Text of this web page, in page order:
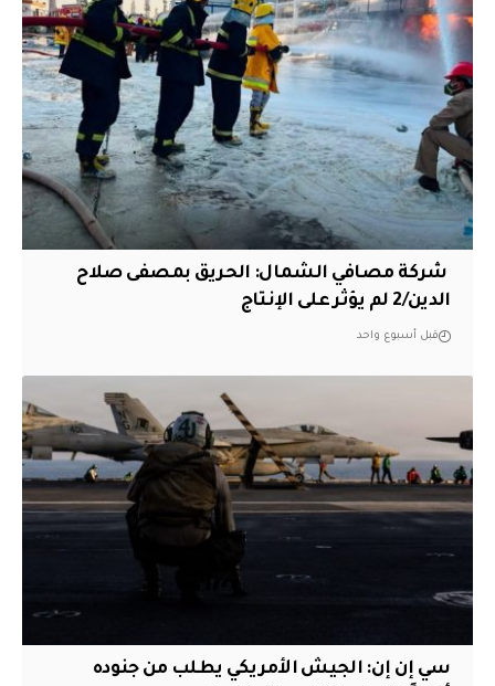
‏ شركة مصافي الشمال: الحريق بمصفى صلاح
الدين/2 لم يؤثر على الإنتاج
قبل أسبوع واحد
سي إن إن: الجيش الأمريكي يطلب من جنوده